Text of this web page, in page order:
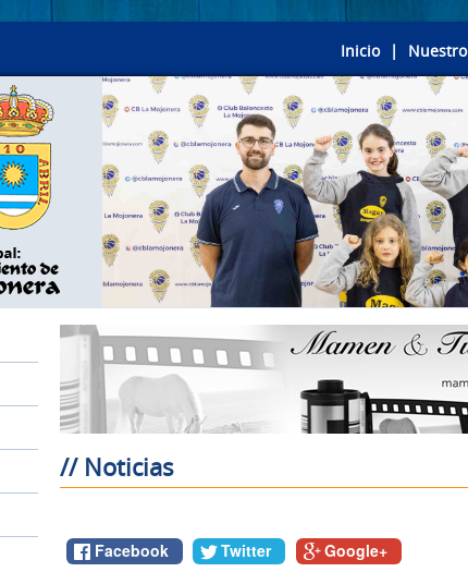
Inicio|
// Noticias
Facebook Twitter Google+